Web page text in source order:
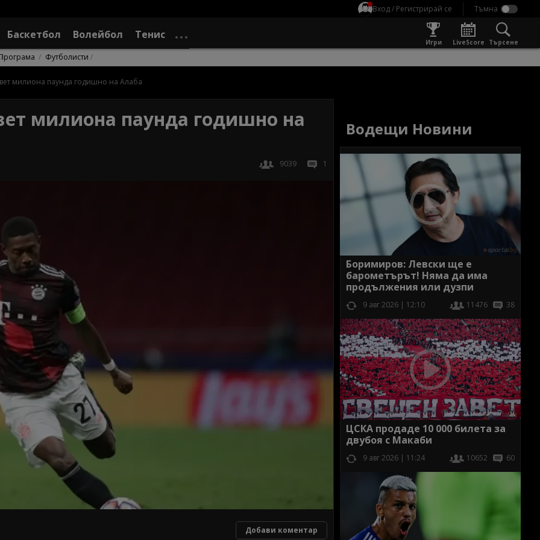
Вход / Регистрирай се
Баскетбол Волейбол Тенис
Игри LiveScore Търсене
Футболисти
милиона паунда годишно на Алаба
милиона паунда годишно на
9039 1
Добави коментар
Водещи Новини
Боримиров: Левски ще е
барометърът! Няма да има
продължения или дузпи
9 авг 2026 | 12:10 11476 38
ЦСКА продаде 10 000 билета за
двубоя с Макаби
9 авг 2026 | 11:24 10652 60